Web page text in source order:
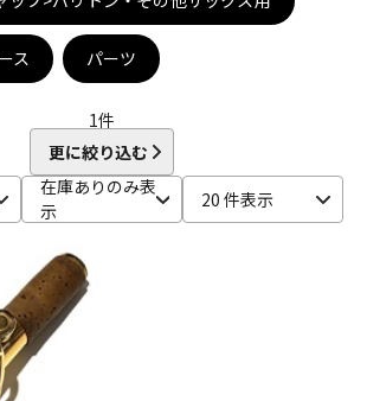
ヴィンテージ
ス パーツ
1件
更に絞り込む
在庫ありのみ表
示
20 件表示